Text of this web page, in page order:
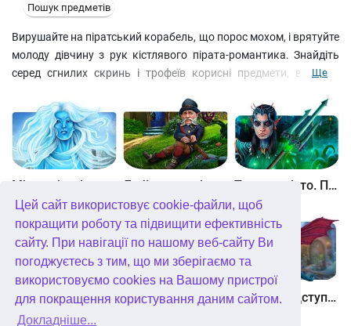
Цей сайт використовує cookie-файли, щоб
покращити роботу та підвищити ефективність
сайту. При навігації по нашому веб-сайту Ви
погоджуєтесь з тим, що ми зберігаємо та
використовуємо cookies на Вашому пристрої
для покращення користування даним сайтом.
Докладніше...
Пошук предметів
Вирушайте на піратський корабель, що порос мохом, і врятуйте
молоду дівчину з рук кістлявого пірата-романтика. Знайдіть
серед сгнилих скринь і трофеїв корисні предмети, вирішіть
вивідати у карлика-всезнайки важливі деталі того, що
відбувається. До речі, всю необхідну інформацію заносите до
спеціального щоденника. А якщо буде потрібна допомога –
чарівний компас завжди до ваших послуг. безкоштовно
Жахи з глибин. Кляте серце
Ще
Таємне місто. Підводне царство. колекційне видання
Небесні землі. Пробудження гігантів. колекційне видання Загадки Нью-Йорка. Пробудження. колекційне видання Хімери. Підступи зла. колекційне видання